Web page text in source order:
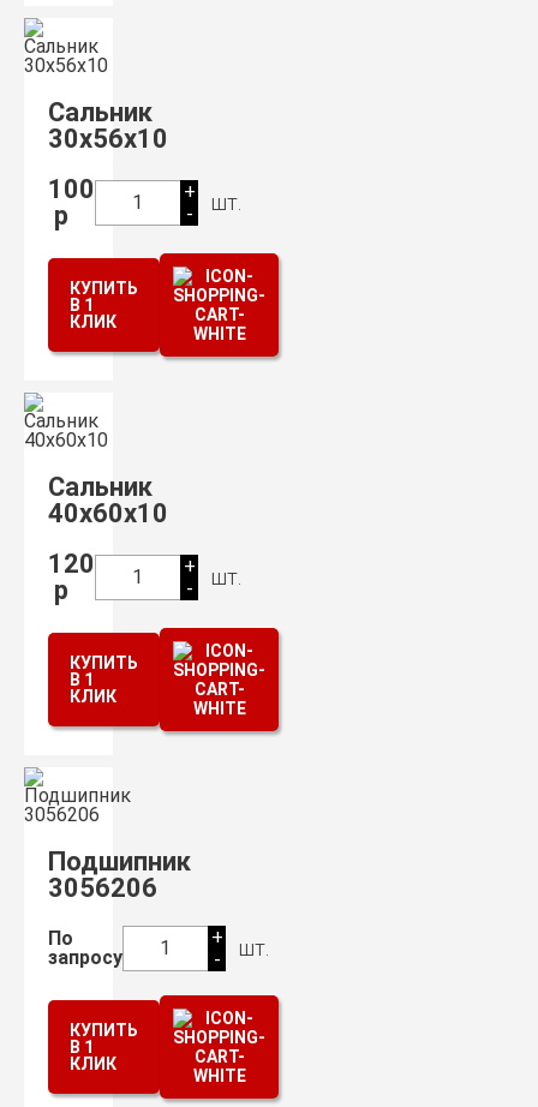
Сальник
30х56х10
100
р
1
+
-
шт.
КУПИТЬ
В 1
КЛИК
Сальник
40х60х10
120
р
1
+
-
шт.
КУПИТЬ
В 1
КЛИК
Подшипник
3056206
По
запросу
1
+
-
шт.
КУПИТЬ
В 1
КЛИК